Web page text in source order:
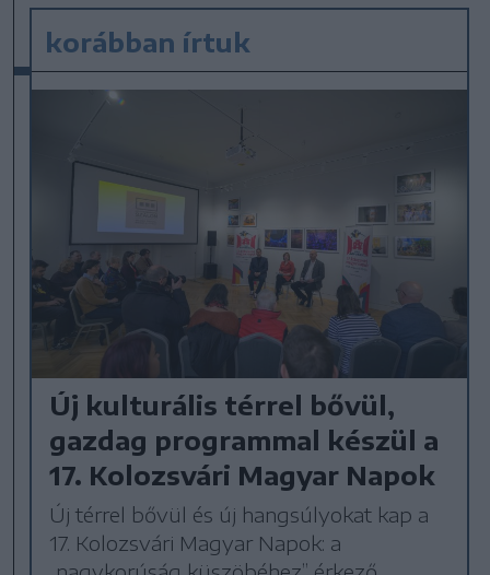
korábban írtuk
Új kulturális térrel bővül,
gazdag programmal készül a
17. Kolozsvári Magyar Napok
Új térrel bővül és új hangsúlyokat kap a
17. Kolozsvári Magyar Napok: a